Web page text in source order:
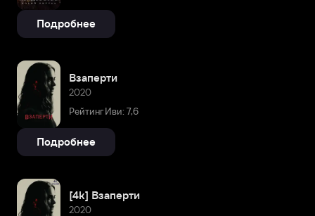
Подробнее
Взаперти
2020
Рейтинг Иви: 7,6
Подробнее
[4k] Взаперти
2020